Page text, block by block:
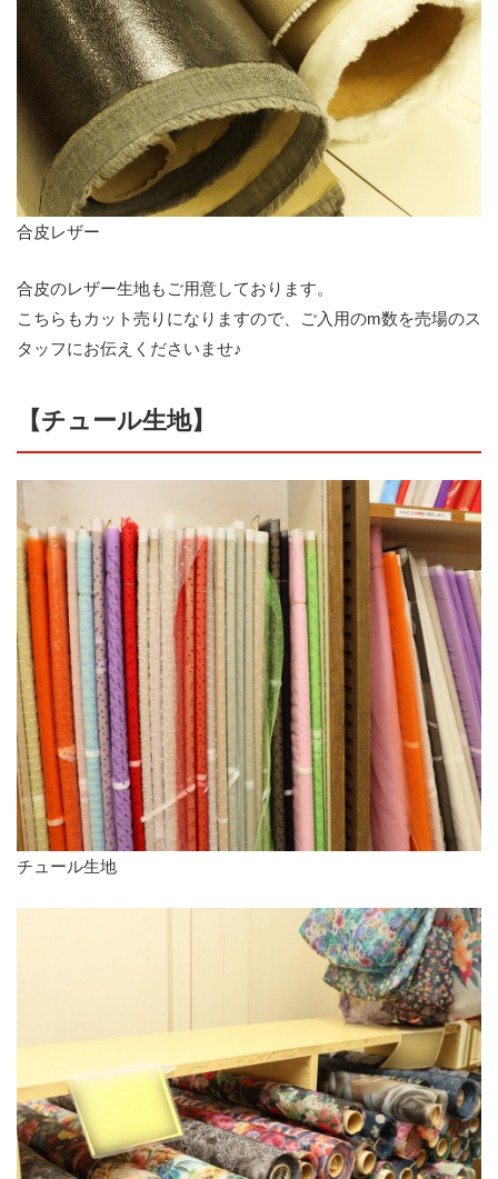
合皮レザー
合皮のレザー生地もご用意しております。
こちらもカット売りになりますので、ご入用のm数を売場のス
タッフにお伝えくださいませ♪
【チュール生地】
チュール生地